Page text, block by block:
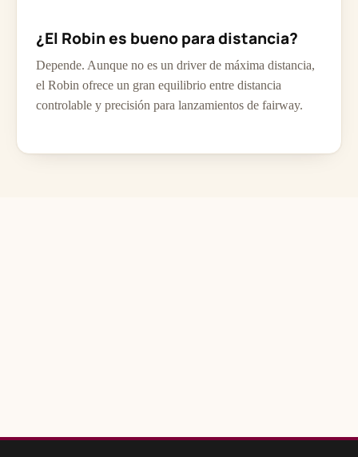
¿El Robin es bueno para distancia?
Depende. Aunque no es un driver de máxima distancia,
el Robin ofrece un gran equilibrio entre distancia
controlable y precisión para lanzamientos de fairway.